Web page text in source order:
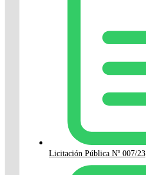
Licitación Pública Nº 007/23